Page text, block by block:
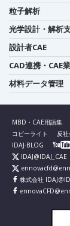
粒子解析
光学設計・解析
設計者CAE
CAD連携・CAE
材料データ管理
MBD・CAE用語集
コピーライト
反
IDAJ-BLOG
IDAJ@IDAJ_CAE
株式会社